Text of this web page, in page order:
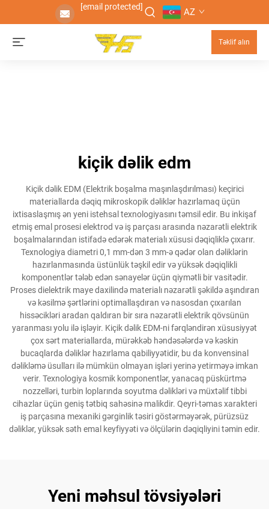
[email protected] AZ
Təklif alın
kiçik dəlik edm
Kiçik dəlik EDM (Elektrik boşalma maşınlaşdırılması) keçirici
materiallarda dəqiq mikroskopik dəliklər hazırlamaq üçün
ixtisaslaşmış ən yeni istehsal texnologiyasını təmsil edir. Bu inkişaf
etmiş emal prosesi elektrod və iş parçası arasında nəzarətli elektrik
boşalmalarından istifadə edərək materialı xüsusi dəqiqliklə çıxarır.
Texnologiya diametri 0,1 mm-dən 3 mm-ə qədər olan dəliklərin
hazırlanmasında üstünlük təşkil edir və yüksək dəqiqlikli
komponentlər tələb edən sənayelər üçün qiymətli bir vasitədir.
Proses dielektrik maye daxilində materialı nəzarətli şəkildə aşındıran
və kəsilmə şərtlərini optimallaşdıran və nasosdan çıxarılan
hissəcikləri aradan qaldıran bir sıra nəzarətli elektrik qövsünün
yaranması yolu ilə işləyir. Kiçik dəlik EDM-ni fərqləndirən xüsusiyyət
çox sərt materiallarda, mürəkkəb həndəsələrdə və kəskin
bucaqlarda dəliklər hazırlama qabiliyyətidir, bu da konvensinal
dəlikləmə üsulları ilə mümkün olmayan işləri yerinə yetirməyə imkan
verir. Texnologiya kosmik komponentlər, yanacaq püskürtmə
nozzelləri, turbin loplarında soyutma dəlikləri və müxtəlif tibbi
cihazlar üçün geniş tətbiq sahəsinə malikdir. Qeyri-təmas xarakteri
iş parçasına mexaniki gərginlik təsiri göstərməyərək, pürüzsüz
dəliklər, yüksək səth emal keyfiyyəti və ölçülərin dəqiqliyini təmin edir.
Yeni məhsul tövsiyələri